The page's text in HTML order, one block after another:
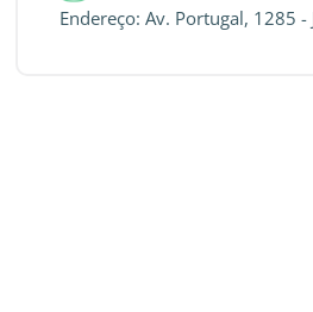
Endereço: Av. Portugal, 1285